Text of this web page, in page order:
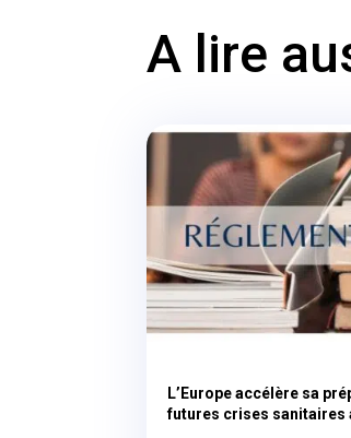
A lire
L’Europe accélère sa
futures crises sanitaires